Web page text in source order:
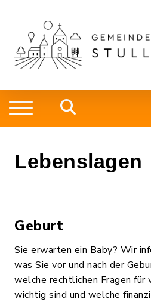
Lebenslagen
Geburt
Sie erwarten ein Baby? Wir
was Sie vor und nach der
welche rechtlichen Fragen für
wichtig sind und welche